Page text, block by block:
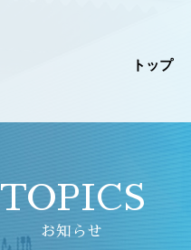
トップ
TOPICS
お知らせ